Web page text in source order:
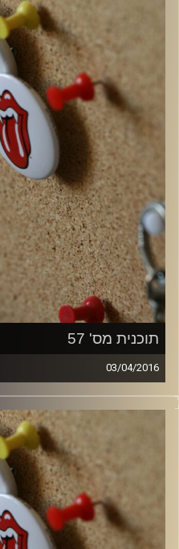
włodi
תוכנית מס' 57
03/04/2016
קלאסיקות רוק עם אורן הוף.
włodi